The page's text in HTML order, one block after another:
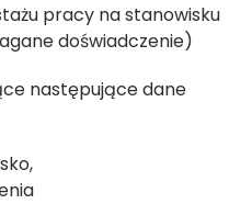
pracy na stanowisku
doświadczenie)
następujące dane